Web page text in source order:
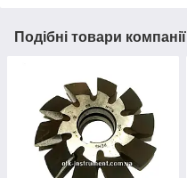
Подібні товари компанії